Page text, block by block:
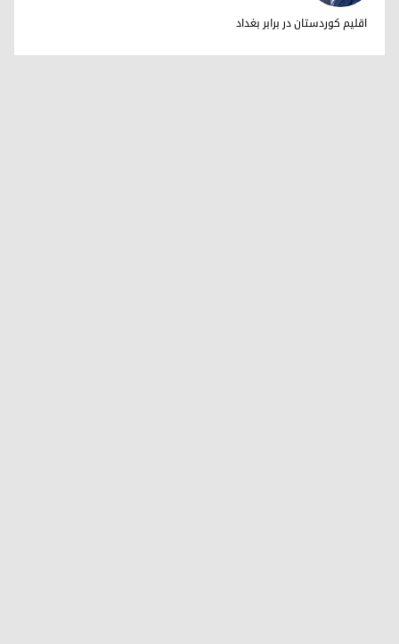
دکتر ابراهیم خالد
اقلیم کوردستان در برابر بغداد